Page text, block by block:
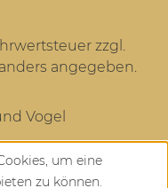
zzgl.
angegeben.
Vogel
um eine
zu können.